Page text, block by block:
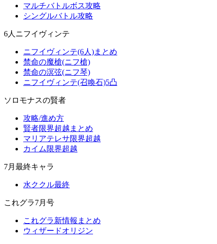
マルチバトルボス攻略
シングルバトル攻略
6人ニフイヴィンテ
ニフイヴィンテ(6人)まとめ
禁命の魔槍(ニフ槍)
禁命の溟弦(ニフ琴)
ニフイヴィンテ(召喚石)5凸
ソロモナスの賢者
攻略/進め方
賢者限界超越まとめ
マリアテレサ限界超越
カイム限界超越
7月最終キャラ
水ククル最終
これグラ7月号
これグラ新情報まとめ
ウィザードオリジン